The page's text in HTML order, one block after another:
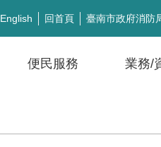
English 回首頁 臺南市政府消防
便民服務 業務/